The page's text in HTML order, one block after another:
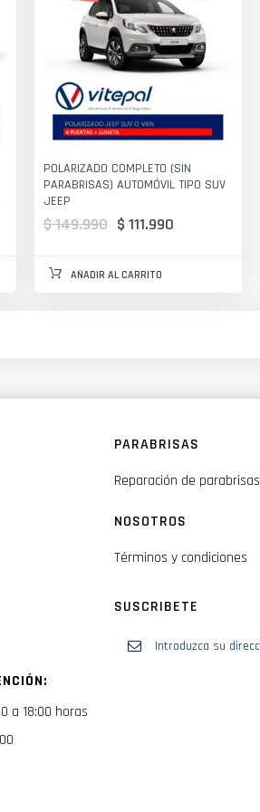
POLARIZADO COMPLETO (SIN
PARABRISAS) AUTOMÓVIL TIPO SUV
JEEP
$ 111.990
$ 149.990
AÑADIR AL CARRITO
a 18:00 horas
PARABRISAS
Reparación de parabrisas
NOSOTROS
Términos y condiciones
SUSCRIBETE